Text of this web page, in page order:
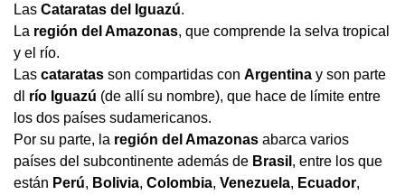
Las Cataratas del Iguazú.
La región del Amazonas, que comprende la selva tropical
y el río.
Las cataratas son compartidas con Argentina y son parte
dl río Iguazú (de allí su nombre), que hace de límite entre
los dos países sudamericanos.
Por su parte, la región del Amazonas abarca varios
países del subcontinente además de Brasil , entre los que
están Perú, Bolivia, Colombia, Venezuela, Ecuador,